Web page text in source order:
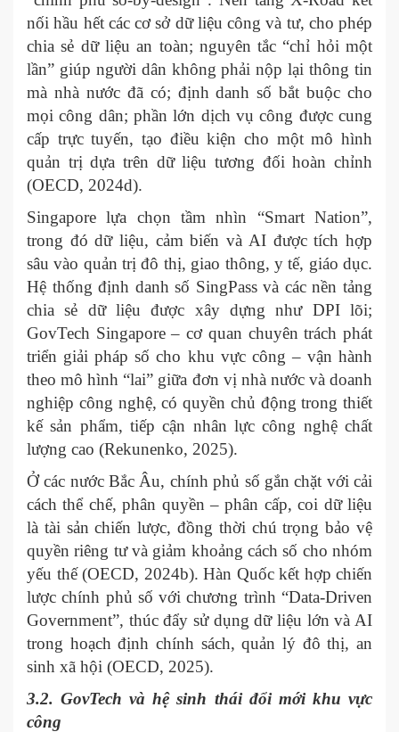
nối hầu hết các cơ sở dữ liệu công và tư, cho phép
chia sẻ dữ liệu an toàn; nguyên tắc “chỉ hỏi một
lần” giúp người dân không phải nộp lại thông tin
mà nhà nước đã có; định danh số bắt buộc cho
mọi công dân; phần lớn dịch vụ công được cung
cấp trực tuyến, tạo điều kiện cho một mô hình
quản trị dựa trên dữ liệu tương đối hoàn chỉnh
(OECD, 2024d).
Singapore lựa chọn tầm nhìn “Smart Nation”,
trong đó dữ liệu, cảm biến và AI được tích hợp
sâu vào quản trị đô thị, giao thông, y tế, giáo dục.
Hệ thống định danh số SingPass và các nền tảng
chia sẻ dữ liệu được xây dựng như DPI lõi;
GovTech Singapore – cơ quan chuyên trách phát
triển giải pháp số cho khu vực công – vận hành
theo mô hình “lai” giữa đơn vị nhà nước và doanh
nghiệp công nghệ, có quyền chủ động trong thiết
kế sản phẩm, tiếp cận nhân lực công nghệ chất
lượng cao (Rekunenko, 2025).
Ở các nước Bắc Âu, chính phủ số gắn chặt với cải
cách thể chế, phân quyền – phân cấp, coi dữ liệu
là tài sản chiến lược, đồng thời chú trọng bảo vệ
quyền riêng tư và giảm khoảng cách số cho nhóm
yếu thế (OECD, 2024b). Hàn Quốc kết hợp chiến
lược chính phủ số với chương trình “Data-Driven
Government”, thúc đẩy sử dụng dữ liệu lớn và AI
trong hoạch định chính sách, quản lý đô thị, an
sinh xã hội (OECD, 2025).
3.2. GovTech và hệ sinh thái đổi mới khu vực
công